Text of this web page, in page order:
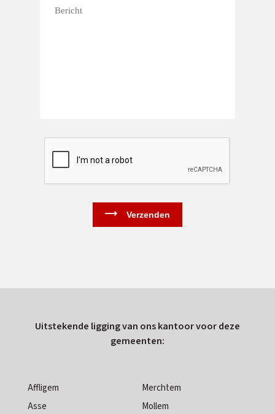
Uitstekende ligging van ons kantoor voor deze
gemeenten:
Affligem
Asse
Merchtem
Mollem